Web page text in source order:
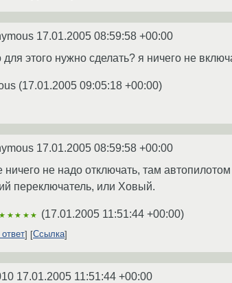
17.01.2005 08:59:58 +00:00
для этого нужно сделать? я ничего не
(17.01.2005 09:05:18 +00:00)
17.01.2005 08:59:58 +00:00
ничего не надо отключать, там
переключатель, или Xовый.
★★★★★ (17.01.2005 11:51:44 +00:00)
ответ Ссылка
17.01.2005 11:51:44 +00:00